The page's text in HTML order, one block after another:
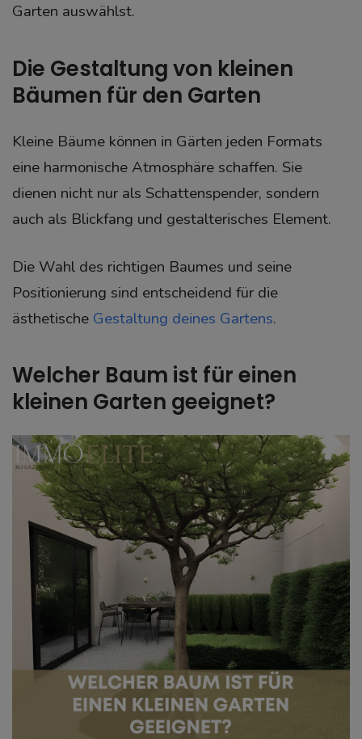
Garten auswählst.
Die Gestaltung von kleinen
Bäumen für den Garten
Kleine Bäume können in Gärten jeden Formats
eine harmonische Atmosphäre schaffen. Sie
dienen nicht nur als Schattenspender, sondern
auch als Blickfang und gestalterisches Element.
Die Wahl des richtigen Baumes und seine
Positionierung sind entscheidend für die
ästhetische Gestaltung deines Gartens.
Welcher Baum ist für einen
kleinen Garten geeignet?